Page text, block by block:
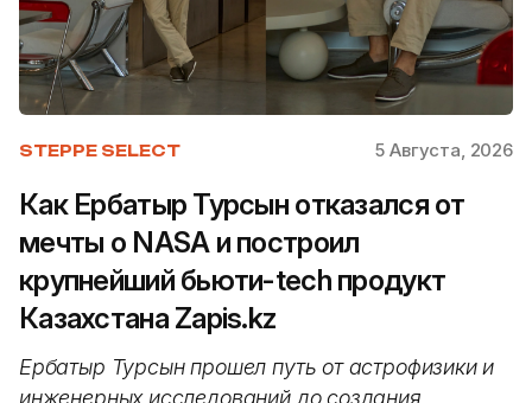
STEPPE SELECT 5 Августа, 2026
Как Ербатыр Турсын отказался от
мечты о NASA и построил
крупнейший бьюти-tech продукт
Казахстана Zapis.kz
Ербатыр Турсын прошел путь от астрофизики и
инженерных исследований до создания